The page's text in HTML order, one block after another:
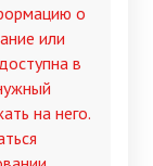
о
или
в
на него.